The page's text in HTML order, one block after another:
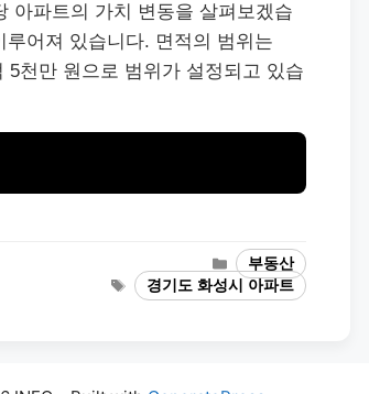
아파트의 가치 변동을 살펴보겠습
어져 있습니다. 면적의 범위는
5천만 원으로 범위가 설정되고 있습
Categories
부동산
Tags경기도 화성시 아파트